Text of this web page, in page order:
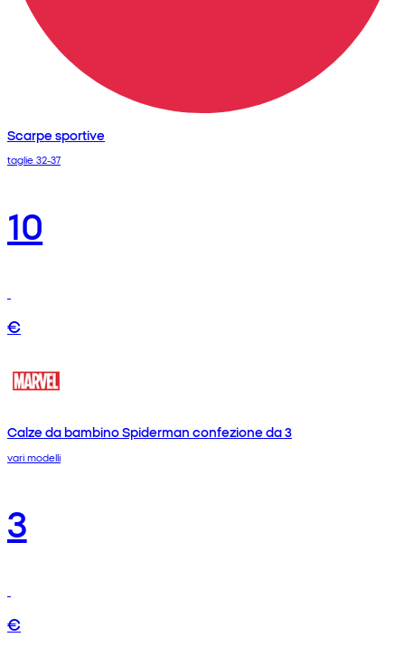
Scarpe sportive
taglie 32-37
10
€
Calze da bambino Spiderman confezione da 3
vari modelli
3
€